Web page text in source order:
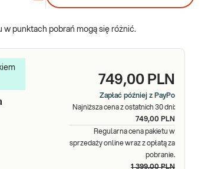
otyłości, rodzaju diety, jaką chce się stosować
lub poziom adipokin (leptyny, adiponektyna),
mierzą się z nadprogramowymi kilogramami,
stan swojego zdrowia.
punktach pobrań mogą się różnić.
749,00 PLN
Zapłać później z PayPo
Najniższa cena z ostatnich 30 dni:
749,00 PLN
Regularna cena pakietu w
sprzedaży online wraz z opłatą za
pobranie.
1 399,00 PLN